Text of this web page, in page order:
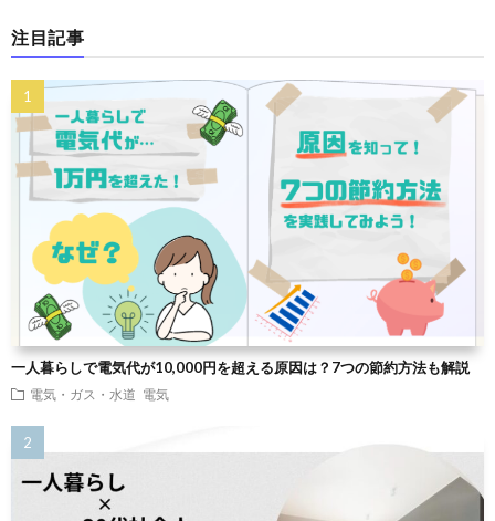
注目記事
一人暮らしで電気代が10,000円を超える原因は？7つの節約方法も解説
電気・ガス・水道 電気